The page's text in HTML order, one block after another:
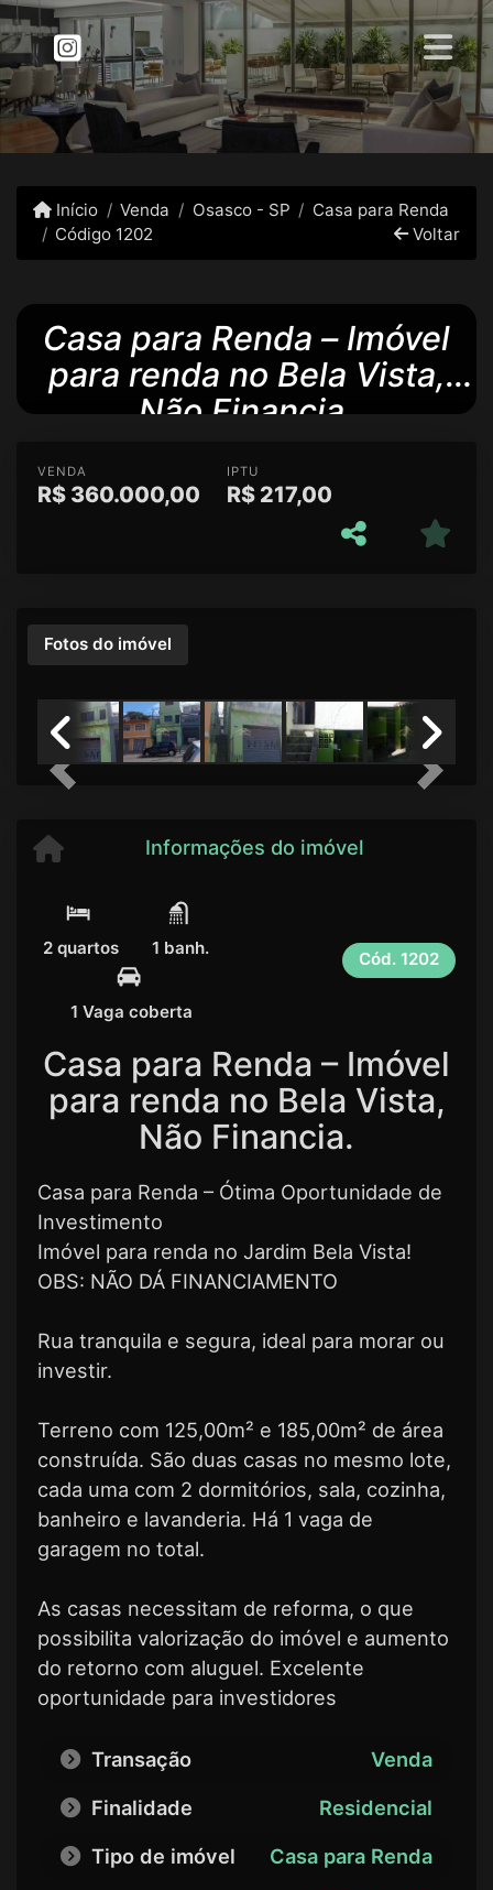
Início Venda Osasco - SP
Casa para Renda
Código 1202
Voltar
Casa para Renda – Imóvel
para renda no Bela Vista,
Não Financia.
VENDA
R$ 360.000,00
IPTU
R$ 217,00
Fotos do imóvel
Previous Next
Informações do imóvel
2 quartos 1 banh.
1 Vaga coberta
Cód. 1202
Casa para Renda – Imóvel
para renda no Bela Vista,
Não Financia.
Casa para Renda – Ótima Oportunidade de
Investimento
Imóvel para renda no Jardim Bela Vista!
OBS: NÃO DÁ FINANCIAMENTO
Rua tranquila e segura, ideal para morar ou
investir.
Terreno com 125,00m² e 185,00m² de área
construída. São duas casas no mesmo lote,
cada uma com 2 dormitórios, sala, cozinha,
banheiro e lavanderia. Há 1 vaga de
garagem no total.
As casas necessitam de reforma, o que
possibilita valorização do imóvel e aumento
do retorno com aluguel. Excelente
oportunidade para investidores
Transação
Venda
Finalidade
Residencial
Tipo de imóvel
Casa para Renda